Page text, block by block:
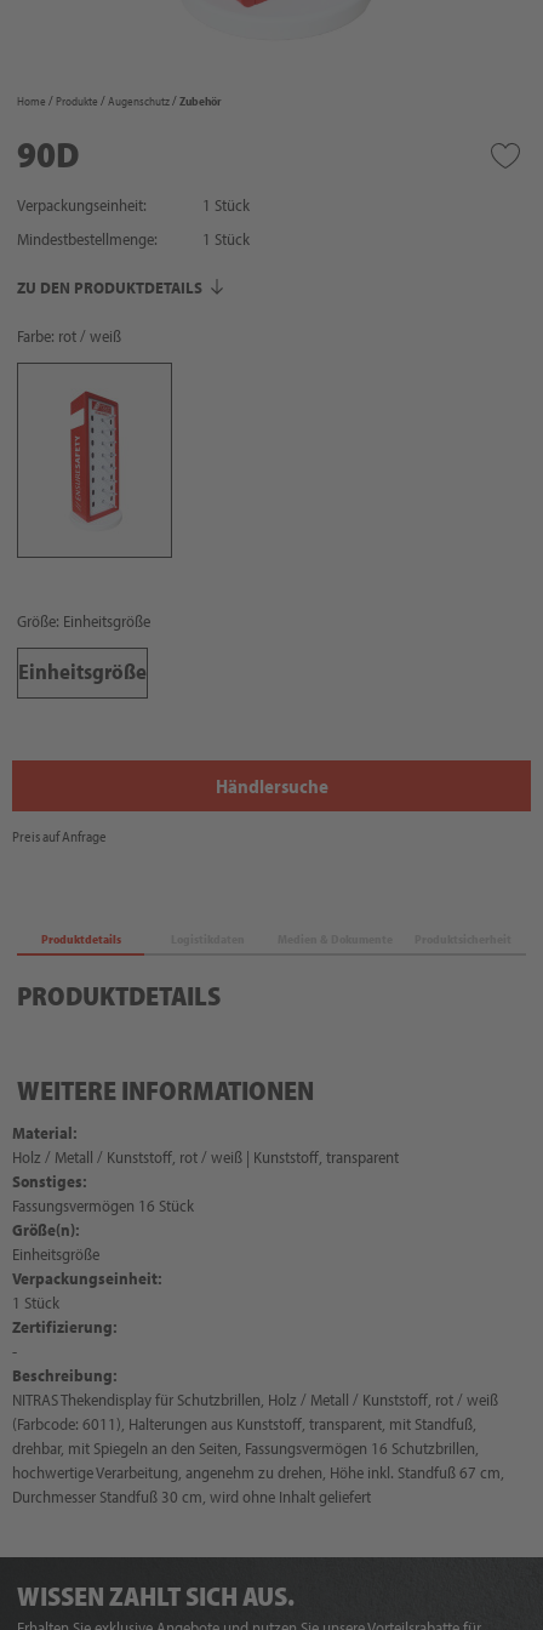
Home Produkte Augenschutz Zubehör
90D
Verpackungseinheit:
1 Stück
Mindestbestellmenge:
1 Stück
ZU DEN PRODUKTDETAILS
Farbe: rot / weiß
Größe: Einheitsgröße
Einheitsgröße
Händlersuche
Preis auf Anfrage
Produktdetails
PRODUKTDETAILS
WEITERE INFORMATIONEN
Material:
Holz / Metall / Kunststoff, rot / weiß | Kunststoff, transparent
Sonstiges:
Fassungsvermögen 16 Stück
Größe(n):
Einheitsgröße
Verpackungseinheit:
1 Stück
Zertifizierung:
-
Beschreibung:
NITRAS Thekendisplay für Schutzbrillen, Holz / Metall / Kunststoff, rot / weiß
(Farbcode: 6011), Halterungen aus Kunststoff, transparent, mit Standfuß,
drehbar, mit Spiegeln an den Seiten, Fassungsvermögen 16 Schutzbrillen,
hochwertige Verarbeitung, angenehm zu drehen, Höhe inkl. Standfuß 67 cm,
Durchmesser Standfuß 30 cm, wird ohne Inhalt geliefert
WISSEN ZAHLT SICH AUS.